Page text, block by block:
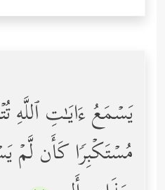
یَسۡمَعُ ءَایَـٰتِ ٱللَّهِ
مُسۡتَكۡبِرࣰا كَأَن لَّمۡ